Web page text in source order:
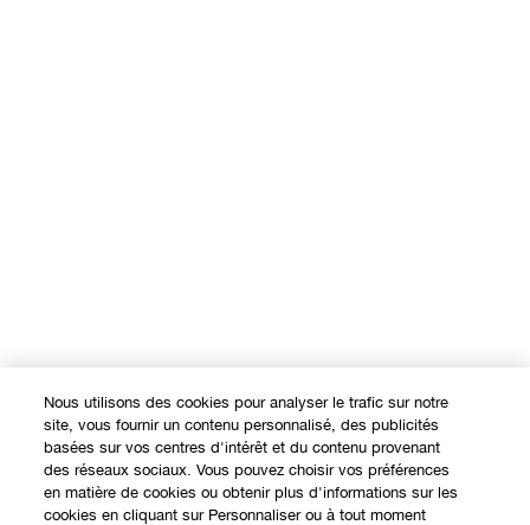
Nous utilisons des cookies pour analyser le trafic sur notre
site, vous fournir un contenu personnalisé, des publicités
basées sur vos centres d'intérêt et du contenu provenant
des réseaux sociaux. Vous pouvez choisir vos préférences
en matière de cookies ou obtenir plus d'informations sur les
cookies en cliquant sur Personnaliser ou à tout moment